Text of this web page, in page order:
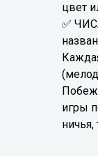
цвет
✅
игры